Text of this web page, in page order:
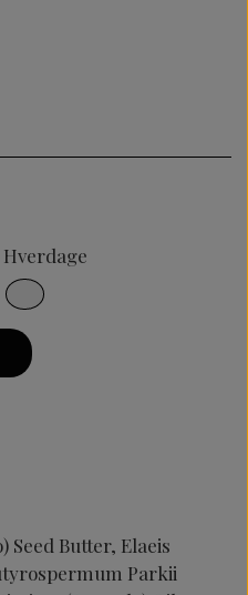
Hverdage
Butter, Elaeis
Parkii